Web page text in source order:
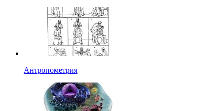
Антропометрия